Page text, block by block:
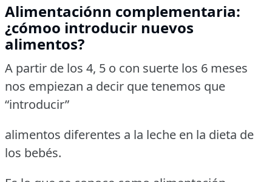
Alimentaciónn complementaria:
¿cómoo introducir nuevos
alimentos?
A partir de los 4, 5 o con suerte los 6 meses
nos empiezan a decir que tenemos que
“introducir”
alimentos diferentes a la leche en la dieta de
los bebés.